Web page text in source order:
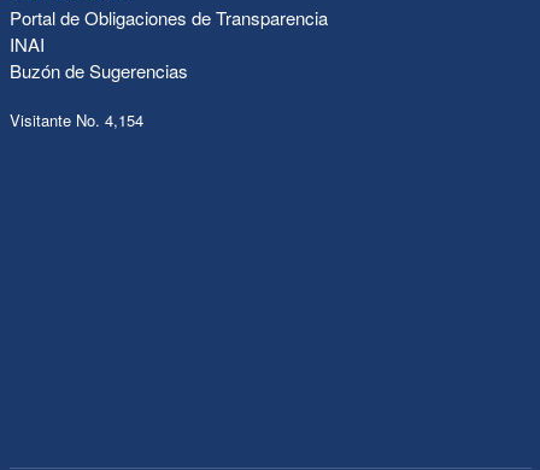
Portal de Obligaciones de Transparencia
INAI
Buzón de Sugerencias
Visitante No. 4,154